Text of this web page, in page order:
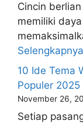
Cincin
memiliki
Selengkapnya
10 Ide Tema
Populer 2025
November 26,
Setiap